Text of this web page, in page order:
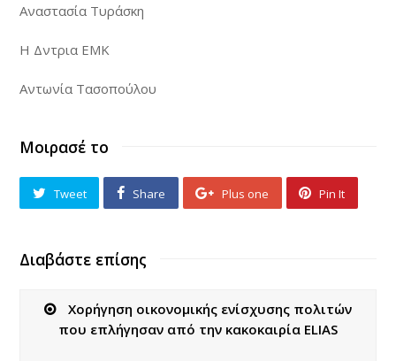
Αναστασία Τυράσκη
Η Δντρια ΕΜΚ
Αντωνία Τασοπούλου
Μοιρασέ το
Tweet Share Plus one Pin It
Διαβάστε επίσης
Χορήγηση οικονομικής ενίσχυσης πολιτών
που επλήγησαν από την κακοκαιρία ELIAS